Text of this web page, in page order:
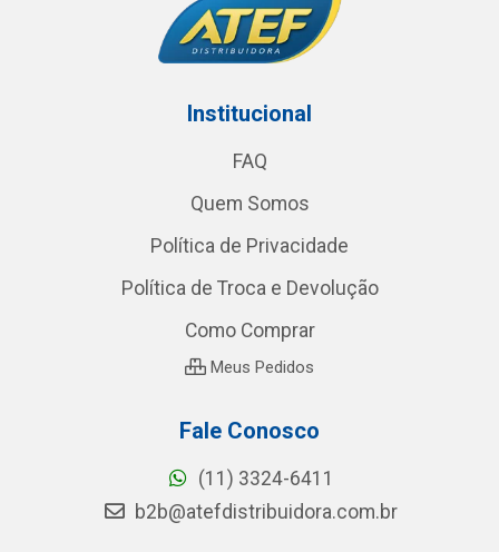
Institucional
FAQ
Quem Somos
Política de Privacidade
Política de Troca e Devolução
Como Comprar
Meus Pedidos
Fale Conosco
(11) 3324-6411
b2b@atefdistribuidora.com.br